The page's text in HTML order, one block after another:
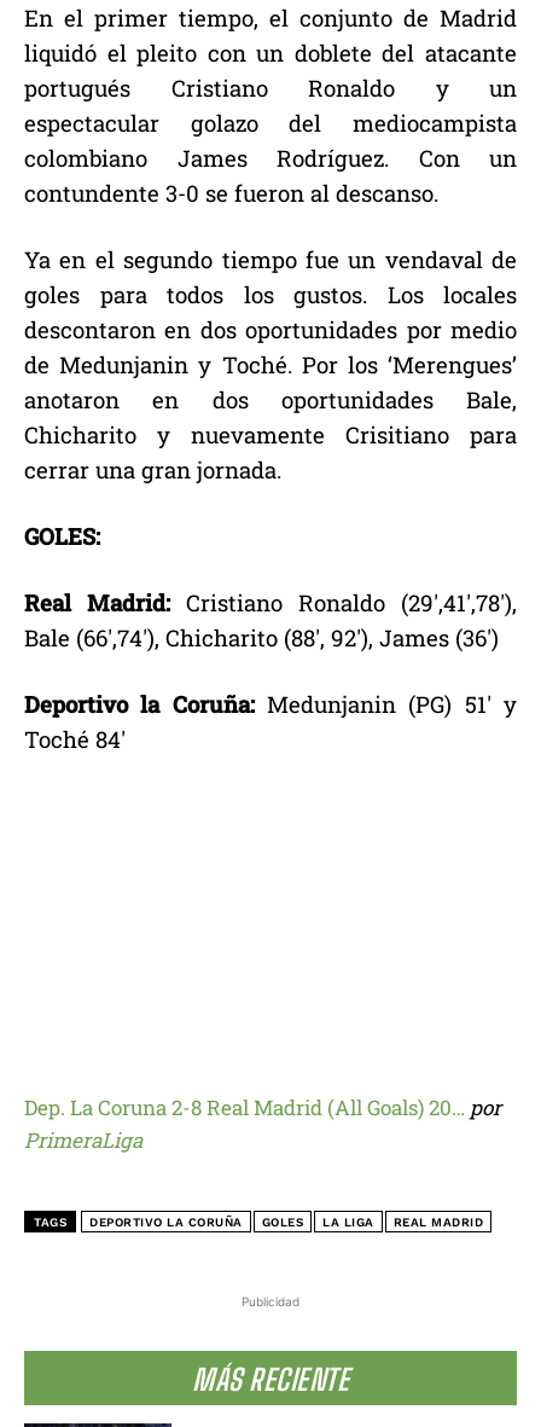
Publicidad
MÁS RECIENTE
En el primer tiempo, el conjunto de Madrid
liquidó el pleito con un doblete del atacante
portugués Cristiano Ronaldo y un
espectacular golazo del mediocampista
colombiano James Rodríguez. Con un
contundente 3-0 se fueron al descanso.
Ya en el segundo tiempo fue un vendaval de
goles para todos los gustos. Los locales
descontaron en dos oportunidades por medio
de Medunjanin y Toché. Por los ‘Merengues’
anotaron en dos oportunidades Bale,
Chicharito y nuevamente Crisitiano para
cerrar una gran jornada.
GOLES:
Real Madrid: Cristiano Ronaldo (29′,41′,78′),
Bale (66′,74′), Chicharito (88′, 92′), James (36′)
Deportivo la Coruña:Medunjanin (PG) 51′ y
Toché 84′
Dep. La Coruna 2-8 Real Madrid (All Goals) 20… por
PrimeraLiga
TAGS DEPORTIVO LA CORUÑA GOLES LA LIGA REAL MADRID